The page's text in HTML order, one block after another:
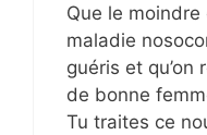
Que le
maladie
guéris et qu’on
de bonne
Tu traites ce